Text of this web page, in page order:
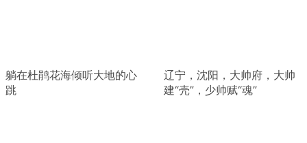
躺在杜鹃花海倾听大地的心
跳
辽宁，沈阳，大帅府，大帅
建“壳”，少帅赋“魂”